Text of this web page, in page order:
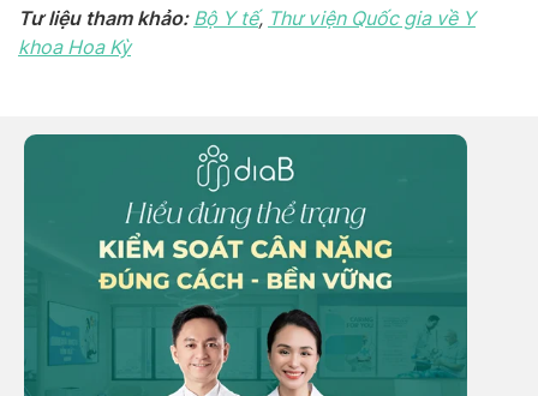
Tư liệu tham khảo: Bộ Y tế, Thư viện Quốc gia về Y
khoa Hoa Kỳ